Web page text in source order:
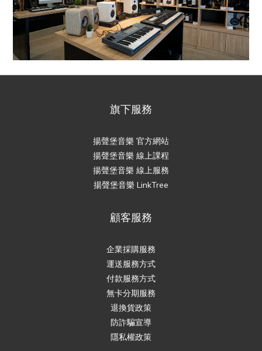
旗下服務
揚聲堡音樂 官方網站
揚聲堡音樂 線上課程
揚聲堡音樂 線上服務
揚聲堡音樂 LinkTree
顧客服務
企業採購服務
運送服務方式
付款服務方式
無卡分期服務
退換貨政策
防詐騙宣導
隱私權政策